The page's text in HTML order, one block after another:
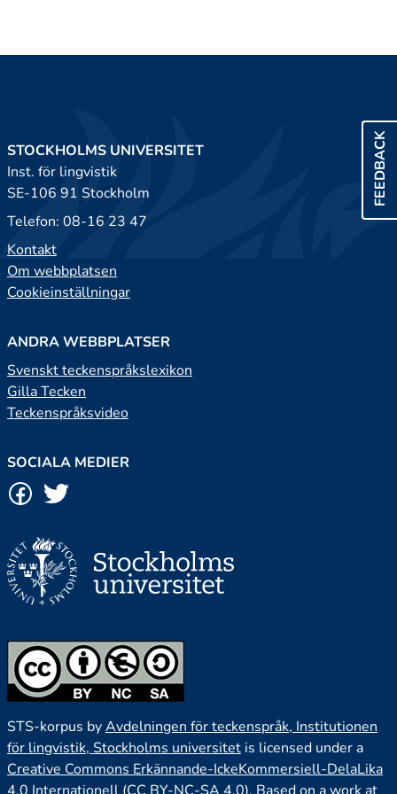
FEEDBACK
STOCKHOLMS UNIVERSITET
Inst. för lingvistik
SE-106 91 Stockholm
Telefon: 08-16 23 47
Kontakt
Om webbplatsen
Cookieinställningar
ANDRA WEBBPLATSER
Svenskt teckenspråkslexikon
Gilla Tecken
Teckenspråksvideo
SOCIALA MEDIER
STS-korpus byAvdelningen för teckenspråk, Institutionen
för lingvistik, Stockholms universitet is licensed under a
Creative Commons Erkännande-IckeKommersiell-DelaLika